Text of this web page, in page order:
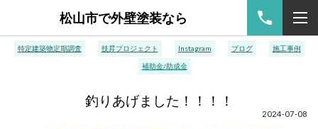
松山市で外壁塗装なら
特定建築物定期調査 技昇プロジェクト Instagram ブログ 施工事例
補助金/助成金
釣りあげました！！！！
2024-07-08